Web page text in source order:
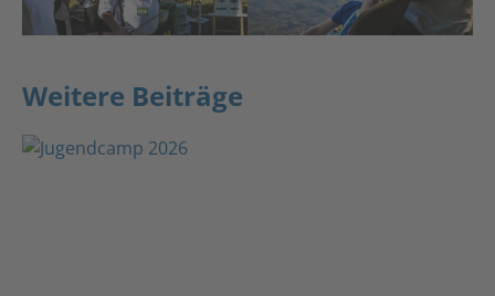
Weitere Beiträge